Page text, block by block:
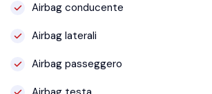
Airbag conducente
Airbag laterali
Airbag passeggero